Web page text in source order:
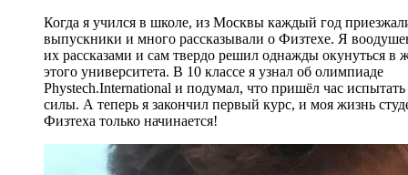
Когда я учился в школе, из Москвы каждый год
выпускники и много рассказывали о Физтехе. Я
их рассказами и сам твердо решил однажды окунуться в
этого университета. В 10 классе я узнал об олимпиаде
Phystech.International и подумал, что пришёл час испытать
силы. А теперь я закончил первый курс, и моя жизнь
Физтеха только начинается!